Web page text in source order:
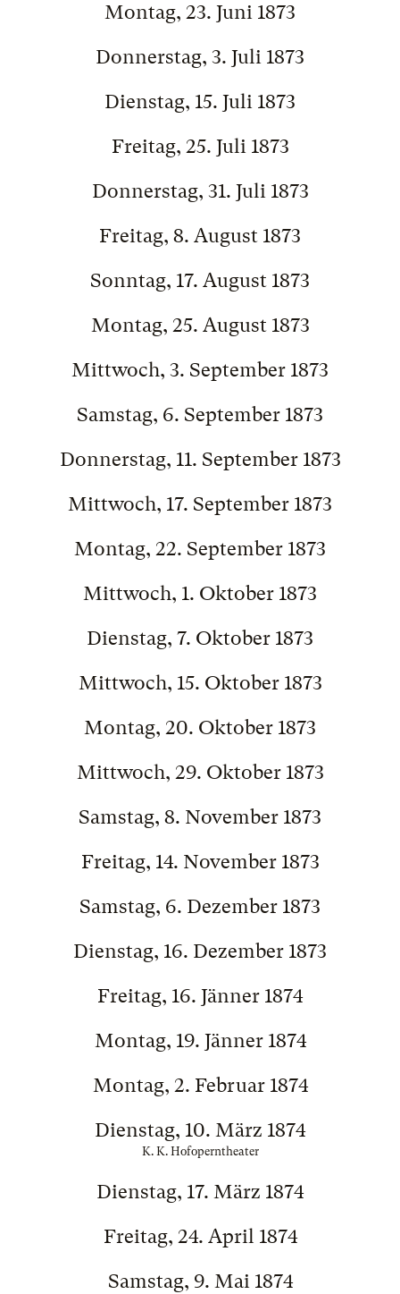
Montag, 23. Juni 1873
Donnerstag, 3. Juli 1873
Dienstag, 15. Juli 1873
Freitag, 25. Juli 1873
Donnerstag, 31. Juli 1873
Freitag, 8. August 1873
Sonntag, 17. August 1873
Montag, 25. August 1873
Mittwoch, 3. September 1873
Samstag, 6. September 1873
Donnerstag, 11. September 1873
Mittwoch, 17. September 1873
Montag, 22. September 1873
Mittwoch, 1. Oktober 1873
Dienstag, 7. Oktober 1873
Mittwoch, 15. Oktober 1873
Montag, 20. Oktober 1873
Mittwoch, 29. Oktober 1873
Samstag, 8. November 1873
Freitag, 14. November 1873
Samstag, 6. Dezember 1873
Dienstag, 16. Dezember 1873
Freitag, 16. Jänner 1874
Montag, 19. Jänner 1874
Montag, 2. Februar 1874
Dienstag, 10. März 1874
K. K. Hofoperntheater
Dienstag, 17. März 1874
Freitag, 24. April 1874
Samstag, 9. Mai 1874